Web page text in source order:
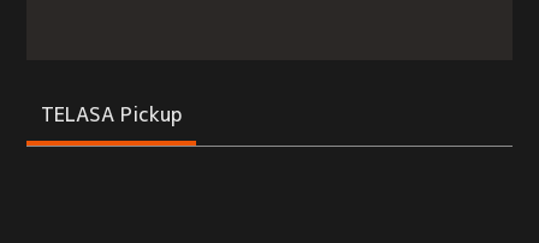
TELASA Pickup